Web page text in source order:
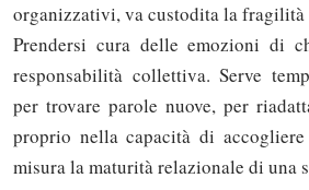
organizzativi, va custodita la
Prendersi cura delle emozioni di
responsabilità collettiva. Serve
per trovare parole nuove, per
proprio nella capacità di
misura la maturità relazionale di una